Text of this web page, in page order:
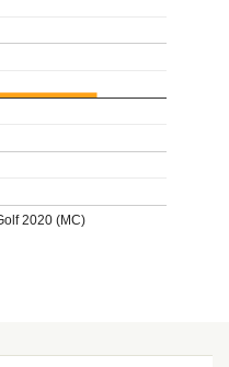
2020 (MC)